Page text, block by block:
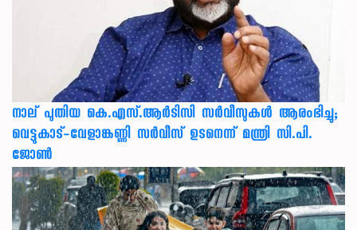
നാല് പുതിയ കെ.എസ്.ആർടിസി സർവീസുകൾ ആരംഭിച്ചു;
വെട്ടുകാട്-വേളാങ്കണ്ണി സർവീസ് ഉടനെന്ന് മന്ത്രി സി.പി.
ജോൺ